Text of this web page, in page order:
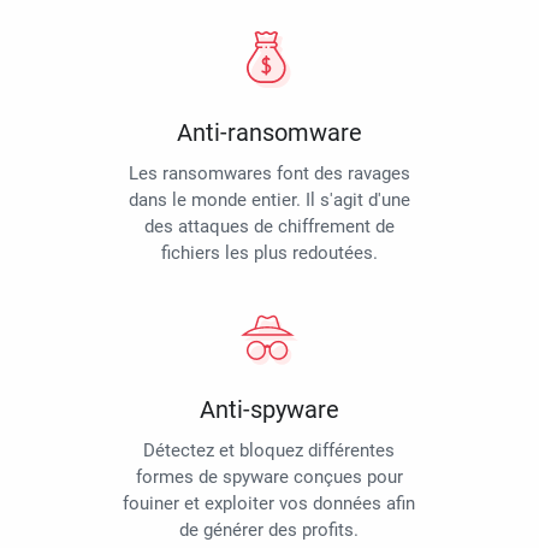
Anti-ransomware
Les ransomwares font des ravages
dans le monde entier. Il s'agit d'une
des attaques de chiffrement de
fichiers les plus redoutées.
Anti-spyware
Détectez et bloquez différentes
formes de spyware conçues pour
fouiner et exploiter vos données afin
de générer des profits.